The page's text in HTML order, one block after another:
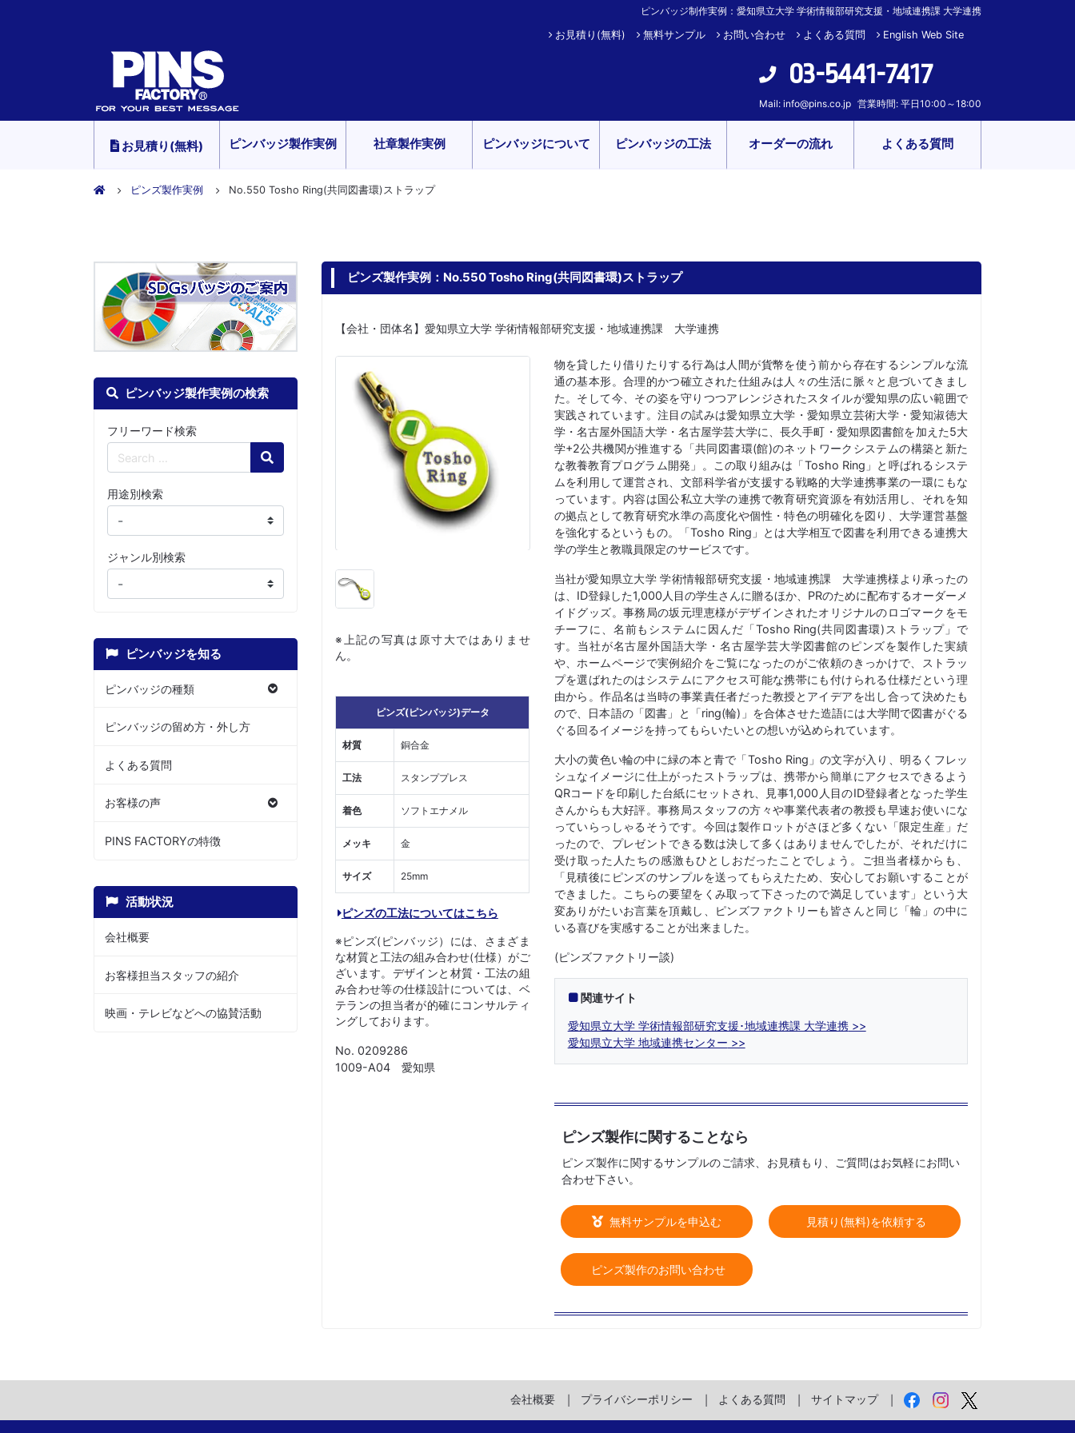
ピンバッジ制作実例：愛知県立大学 学術情報部研究支援・地域連携課 大学連携
お見積り(無料) 無料サンプル お問い合わせ よくある質問 English Web Site
03-5441-7417
Mail: info@pins.co.jp 営業時間: 平日10:00～18:00
お見積り(無料) ピンバッジ製作実例 社章製作実例 ピンバッジについて ピンバッジの工法 オーダーの流れ よくある質問
ピンズ製作実例 No.550 Tosho Ring(共同図書環)ストラップ
ピンバッジ製作実例の検索
フリーワード検索
Search
用途別検索
ジャンル別検索
ピンバッジを知る
ピンバッジの種類
ピンバッジの留め方・外し方
よくある質問
お客様の声
PINS FACTORYの特徴
活動状況
会社概要
お客様担当スタッフの紹介
映画・テレビなどへの協賛活動
ピンズ製作実例：No.550 Tosho Ring(共同図書環)ストラップ
【会社・団体名】愛知県立大学 学術情報部研究支援・地域連携課 大学連携
※上記の写真は原寸大ではありませ
ん。
ピンズ(ピンバッジ)データ
材質 銅合金
工法 スタンププレス
着色 ソフトエナメル
メッキ 金
サイズ 25mm
ピンズの工法についてはこちら
※ピンズ(ピンバッジ）には、さまざま
な材質と工法の組み合わせ(仕様）がご
ざいます。デザインと材質・工法の組
み合わせ等の仕様設計については、ベ
テランの担当者が的確にコンサルティ
ングしております。
No. 0209286
1009-A04 愛知県
物を貸したり借りたりする行為は人間が貨幣を使う前から存在するシンプルな流
通の基本形。合理的かつ確立された仕組みは人々の生活に脈々と息づいてきまし
た。そして今、その姿を守りつつアレンジされたスタイルが愛知県の広い範囲で
実践されています。注目の試みは愛知県立大学・愛知県立芸術大学・愛知淑徳大
学・名古屋外国語大学・名古屋学芸大学に、長久手町・愛知県図書館を加えた5大
学+2公共機関が推進する「共同図書環(館)のネットワークシステムの構築と新た
な教養教育プログラム開発」。この取り組みは「Tosho Ring」と呼ばれるシステ
ムを利用して運営され、文部科学省が支援する戦略的大学連携事業の一環にもな
っています。内容は国公私立大学の連携で教育研究資源を有効活用し、それを知
の拠点として教育研究水準の高度化や個性・特色の明確化を図り、大学運営基盤
を強化するというもの。「Tosho Ring」とは大学相互で図書を利用できる連携大
学の学生と教職員限定のサービスです。
当社が愛知県立大学 学術情報部研究支援・地域連携課 大学連携様より承ったの
は、ID登録した1,000人目の学生さんに贈るほか、PRのために配布するオーダーメ
イドグッズ。事務局の坂元理恵様がデザインされたオリジナルのロゴマークをモ
チーフに、名前もシステムに因んだ「Tosho Ring(共同図書環)ストラップ」で
す。当社が名古屋外国語大学・名古屋学芸大学図書館のピンズを製作した実績
や、ホームページで実例紹介をご覧になったのがご依頼のきっかけで、ストラッ
プを選ばれたのはシステムにアクセス可能な携帯にも付けられる仕様だという理
由から。作品名は当時の事業責任者だった教授とアイデアを出し合って決めたも
ので、日本語の「図書」と「ring(輪)」を合体させた造語には大学間で図書がぐる
ぐる回るイメージを持ってもらいたいとの想いが込められています。
大小の黄色い輪の中に緑の本と青で「Tosho Ring」の文字が入り、明るくフレッ
シュなイメージに仕上がったストラップは、携帯から簡単にアクセスできるよう
QRコードを印刷した台紙にセットされ、見事1,000人目のID登録者となった学生
さんからも大好評。事務局スタッフの方々や事業代表者の教授も早速お使いにな
っていらっしゃるそうです。今回は製作ロットがさほど多くない「限定生産」だ
ったので、プレゼントできる数は決して多くはありませんでしたが、それだけに
受け取った人たちの感激もひとしおだったことでしょう。ご担当者様からも、
「見積後にピンズのサンプルを送ってもらえたため、安心してお願いすることが
できました。こちらの要望をくみ取って下さったので満足しています」という大
変ありがたいお言葉を頂戴し、ピンズファクトリーも皆さんと同じ「輪」の中に
いる喜びを実感することが出来ました。
(ピンズファクトリー談)
関連サイト
愛知県立大学 学術情報部研究支援･地域連携課 大学連携
愛知県立大学 地域連携センター
ピンズ製作に関することなら
ピンズ製作に関するサンプルのご請求、お見積もり、ご質問はお気軽にお問い
合わせ下さい。
無料サンプルを申込む 見積り(無料)を依頼する
ピンズ製作のお問い合わせ
会社概要 プライバシーポリシー よくある質問 サイトマップ